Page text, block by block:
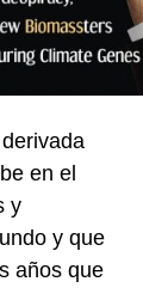
en el
y
y que
años que